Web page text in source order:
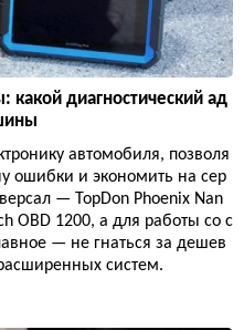
диагностический ад
автомобиля, позволя
ошибки и экономить на сер
— TopDon Phoenix Nan
OBD 1200, а для работы со с
— не гнаться за дешев
систем.